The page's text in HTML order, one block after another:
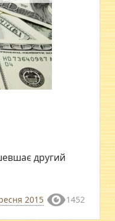
другий
2015 1452